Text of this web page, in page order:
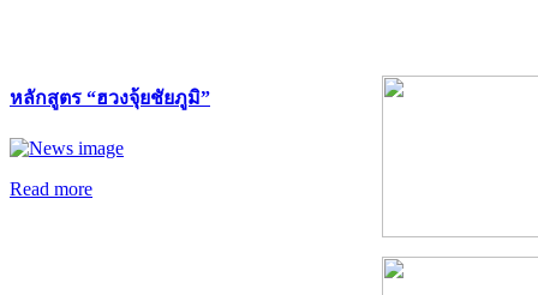
หลักสูตร “ฮวงจุ้ยชัยภูมิ”
Read more